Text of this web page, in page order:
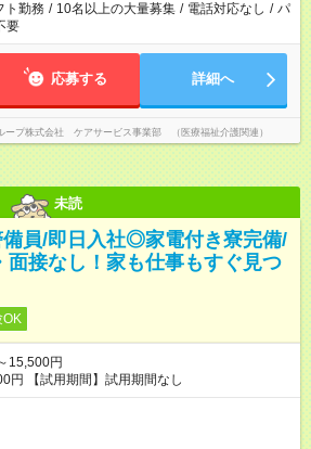
ト勤務 / 10名以上の大量募集 / 電話対応なし / パ
要
応募する 詳細へ
ープ株式会社 ケアサービス事業部 （医療福祉介護関連）
未読
員/即日入社◎家電付き寮完備/
面接なし！家も仕事もすぐ見つ
OK
15,500円
入社祝い金4000円 【試用期間】試用期間なし